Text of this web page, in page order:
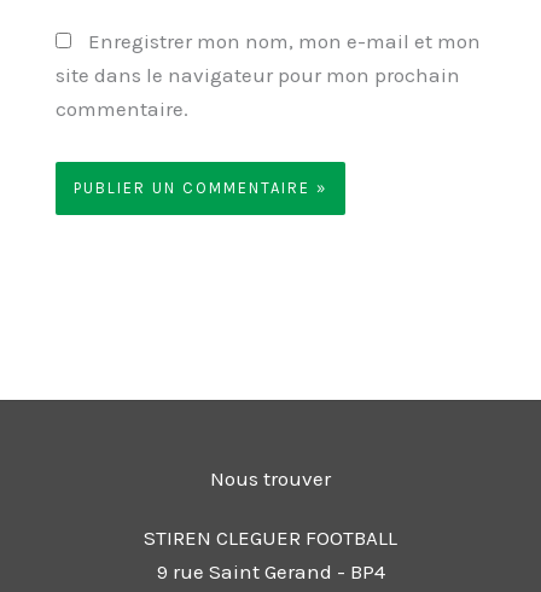
Enregistrer mon nom, mon e-mail et mon
site dans le navigateur pour mon prochain
commentaire.
Nous trouver
STIREN CLEGUER FOOTBALL
9 rue Saint Gerand - BP4